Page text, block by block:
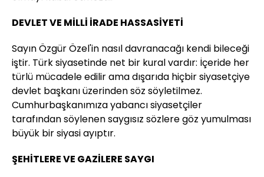
DEVLET VE MİLLİ İRADE HASSASİYETİ
Sayın Özgür Özel'in nasıl davranacağı kendi bileceği
iştir. Türk siyasetinde net bir kural vardır: İçeride her
türlü mücadele edilir ama dışarıda hiçbir siyasetçiye
devlet başkanı üzerinden söz söyletilmez.
Cumhurbaşkanımıza yabancı siyasetçiler
tarafından söylenen saygısız sözlere göz yumulması
büyük bir siyasi ayıptır.
ŞEHİTLERE VE GAZİLERE SAYGI